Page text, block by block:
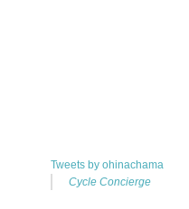
Tweets by ohinachama
Cycle Concierge